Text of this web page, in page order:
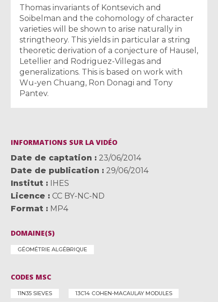
Thomas invariants of Kontsevich and
Soibelman and the cohomology of character
varieties will be shown to arise naturally in
stringtheory. This yields in particular a string
theoretic derivation of a conjecture of Hausel,
Letellier and Rodriguez-Villegas and
generalizations. This is based on work with
Wu-yen Chuang, Ron Donagi and Tony
Pantev.
INFORMATIONS SUR LA VIDÉO
Date de captation
23/06/2014
Date de publication
29/06/2014
Institut
IHES
Licence
CC BY-NC-ND
Format
MP4
DOMAINE(S)
GÉOMÉTRIE ALGÉBRIQUE
CODES MSC
11N35 SIEVES
13C14 COHEN-MACAULAY MODULES